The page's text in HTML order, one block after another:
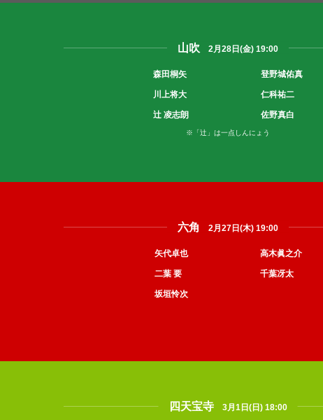
山吹 2月28日(金) 19:00
森田桐矢
川上将大
辻 凌志朗
登野城佑真
仁科祐二
佐野真白
※「辻」は一点しんにょう
六角 2月27日(木) 19:00
矢代卓也
二葉 要
坂垣怜次
高木眞之介
千葉冴太
四天宝寺 3月1日(日) 18:00